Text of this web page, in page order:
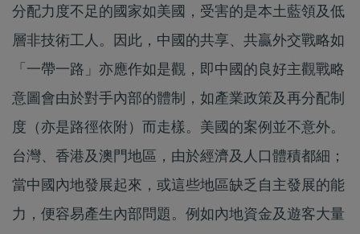
分配力度不足的國家如美國，受害的是本土藍領及低
層非技術工人。因此，中國的共享、共贏外交戰略如
「一帶一路」亦應作如是觀，即中國的良好主觀戰略
意圖會由於對手內部的體制，如產業政策及再分配制
度（亦是路徑依附）而走樣。美國的案例並不意外。
台灣、香港及澳門地區，由於經濟及人口體積都細；
當中國內地發展起來，或這些地區缺乏自主發展的能
力，便容易產生內部問題。例如內地資金及遊客大量